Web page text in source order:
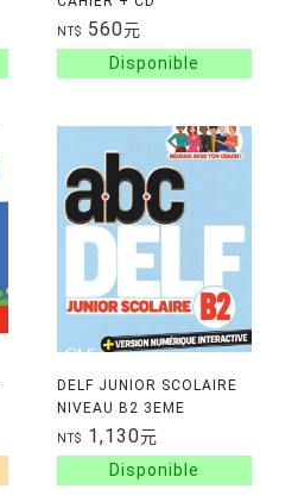
NT$ 560元
DELF JUNIOR SCOLAIRE
NIVEAU B2 3EME
EDITION
NT$ 1,130元